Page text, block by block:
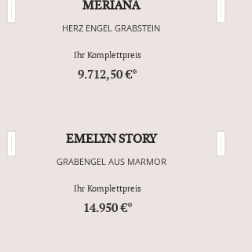
MERIANA
HERZ ENGEL GRABSTEIN
Ihr Komplettpreis
9.712,50 €*
EMELYN STORY
GRABENGEL AUS MARMOR
Ihr Komplettpreis
14.950 €*